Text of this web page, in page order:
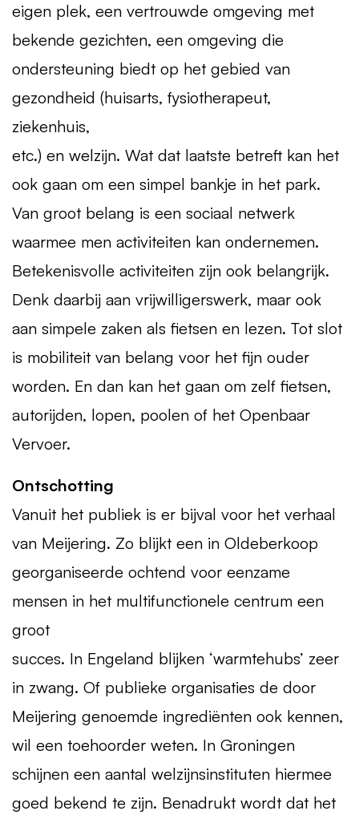
eigen plek, een vertrouwde omgeving met
bekende gezichten, een omgeving die
ondersteuning biedt op het gebied van
gezondheid (huisarts, fysiotherapeut,
ziekenhuis,
etc.) en welzijn. Wat dat laatste betreft kan het
ook gaan om een simpel bankje in het park.
Van groot belang is een sociaal netwerk
waarmee men activiteiten kan ondernemen.
Betekenisvolle activiteiten zijn ook belangrijk.
Denk daarbij aan vrijwilligerswerk, maar ook
aan simpele zaken als fietsen en lezen. Tot slot
is mobiliteit van belang voor het fijn ouder
worden. En dan kan het gaan om zelf fietsen,
autorijden, lopen, poolen of het Openbaar
Vervoer.
Ontschotting
Vanuit het publiek is er bijval voor het verhaal
van Meijering. Zo blijkt een in Oldeberkoop
georganiseerde ochtend voor eenzame
mensen in het multifunctionele centrum een
groot
succes. In Engeland blijken ‘warmtehubs’ zeer
in zwang. Of publieke organisaties de door
Meijering genoemde ingrediënten ook kennen,
wil een toehoorder weten. In Groningen
schijnen een aantal welzijnsinstituten hiermee
goed bekend te zijn. Benadrukt wordt dat het